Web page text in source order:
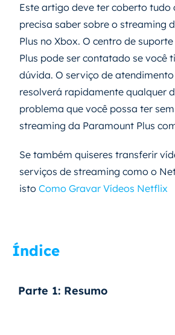
Este artigo deve ter coberto tudo
precisa saber sobre o streaming
Plus no Xbox. O centro de
Plus pode ser contatado se você
dúvida. O serviço de
resolverá rapidamente qualquer
problema que você possa ter
streaming da Paramount Plus
Se também quiseres transferir
serviços de streaming como o
isto Como Gravar Vídeos Netflix
Índice
Parte 1: Resumo